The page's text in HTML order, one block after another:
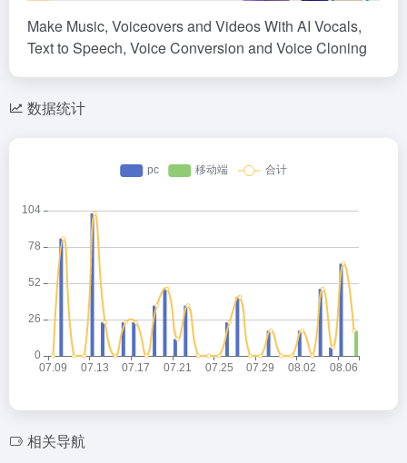
Make Music, Voiceovers and Videos With AI Vocals,
Text to Speech, Voice Conversion and Voice Cloning
数据统计
相关导航